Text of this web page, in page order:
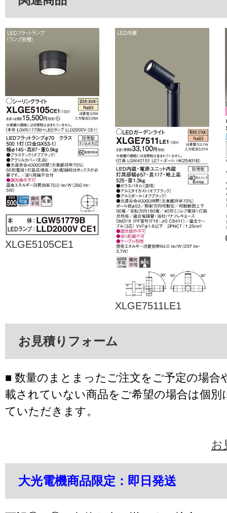
XLGE5105CE1
XLGE7511LE1
お見積りフォーム
■ 数量のまとまったご注文をご予定の場合
載されていない商品をご希望の場合は個別
ていただきます。
お
大光電機商品限定：即日発送